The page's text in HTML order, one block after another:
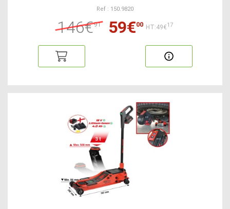
Ref : 150.9820
146€91 59€00 HT:49€17